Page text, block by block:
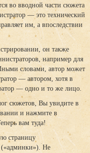
во вводной части сюжета
— это технический
им, а впоследствии
он также
например для
словами, автор может
— автором, хотя в
— одно и то же лицо.
сюжетов, Вы увидите в
и нажмите в
вам туда!
страницу
(«админки»). Не